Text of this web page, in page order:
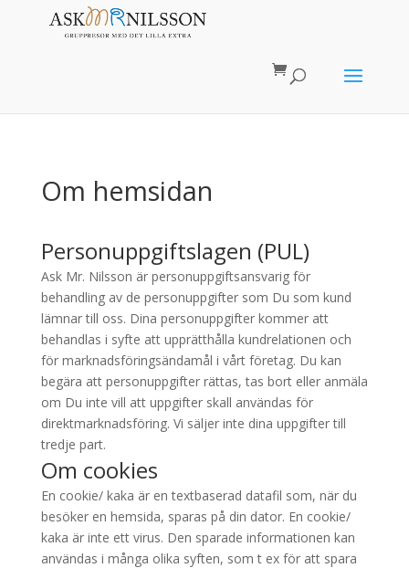
Om hemsidan
Personuppgiftslagen (PUL)
Ask Mr. Nilsson är personuppgiftsansvarig för
behandling av de personuppgifter som Du som kund
lämnar till oss. Dina personuppgifter kommer att
behandlas i syfte att upprätthålla kundrelationen och
för marknadsföringsändamål i vårt företag. Du kan
begära att personuppgifter rättas, tas bort eller anmäla
om Du inte vill att uppgifter skall användas för
direktmarknadsföring. Vi säljer inte dina uppgifter till
tredje part.
Om cookies
En cookie/ kaka är en textbaserad datafil som, när du
besöker en hemsida, sparas på din dator. En cookie/
kaka är inte ett virus. Den sparade informationen kan
användas i många olika syften, som t ex för att spara